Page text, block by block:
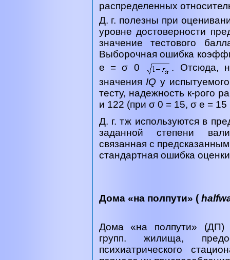
распределенных
Д. г. полезны при
уровне достоверности
значение тестового
Выборочная ошибка
e = σ 0
. Отсюда,
значения IQ у
тесту, надежность к-рого
и 122 (при σ 0 = 15, σ e = 15
Д. г. тж используются в
заданной степени
связанная с
стандартная ошибка
Дома «на полпути» (
Дома «на полпути» (ДП)
групп. жилища,
психиатрического